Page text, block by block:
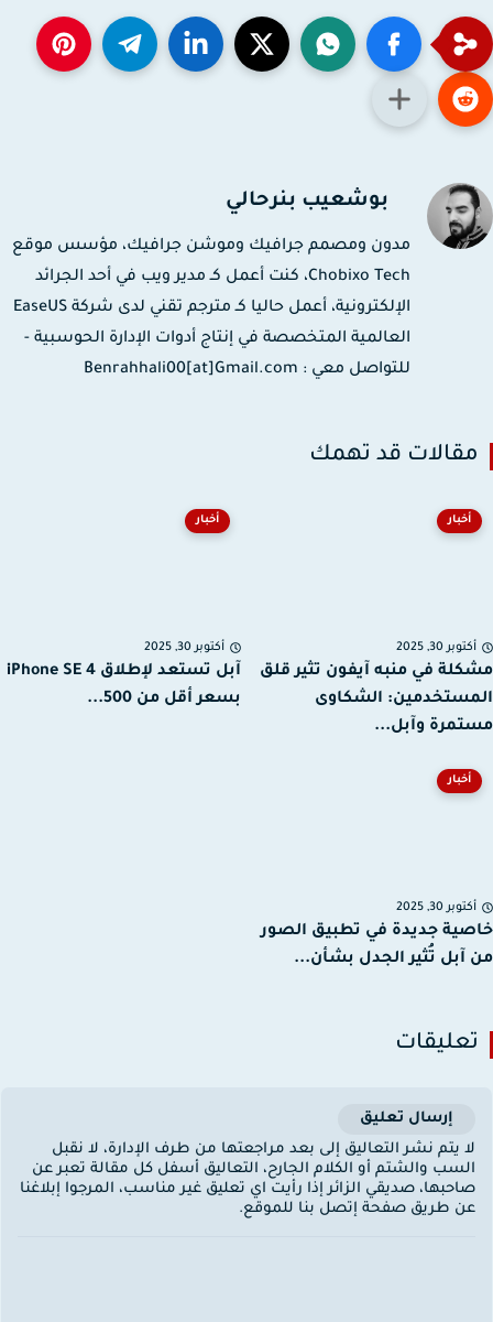
بوشعيب بنرحالي
مدون ومصمم جرافيك وموشن جرافيك، مؤسس موقع
Chobixo Tech، كنت أعمل كـ مدير ويب في أحد الجرائد
الإلكترونية، أعمل حاليا كـ مترجم تقني لدى شركة EaseUS
العالمية المتخصصة في إنتاج أدوات الإدارة الحوسبية -
للتواصل معي : Benrahhali00[at]Gmail.com
قد تهمك
أخبار
30, 2025
في منبه آيفون تثير قلق
الشكاوى
وآبل...
أخبار
أكتوبر 30, 2025
آبل تستعد لإطلاق iPhone SE 4
بسعر أقل من 500...
أخبار
30, 2025
جديدة في تطبيق الصور
آبل تُثير الجدل بشأن...
إرسال تعليق
يتم نشر التعاليق إلى بعد مراجعتها من طرف الإدارة، لا نقبل
والشتم أو الكلام الجارح، التعاليق أسفل كل مقالة تعبر عن
صديقي الزائر إذا رأيت اي تعليق غير مناسب، المرجوا إبلاغنا
طريق صفحة إتصل بنا للموقع.